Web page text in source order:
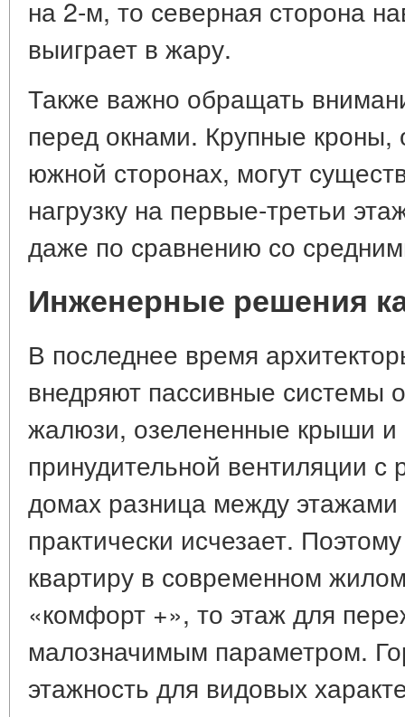
на 2-м, то северная сторона
выиграет в жару.
Также важно обращать
перед окнами. Крупные кроны,
южной сторонах, могут
нагрузку на первые-третьи
даже по сравнению со
Инженерные решения
В последнее время
внедряют пассивные системы
жалюзи, озелененные крыши
принудительной вентиляции с
домах разница между этажами
практически исчезает.
квартиру в современном
«комфорт +», то этаж для
малозначимым параметром.
этажность для видовых